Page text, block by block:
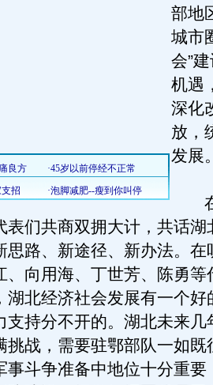
部地
城市
会”
机遇
深化
放，
发展
在
表们共商双拥大计，共话湖
思路、新途径、新办法。在
、向用海、丁世芳、陈勇等
湖北经济社会发展有一个好
支持分不开的。湖北未来几
挑战，需要驻鄂部队一如既
事斗争准备中地位十分重要